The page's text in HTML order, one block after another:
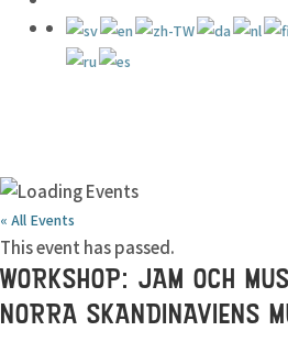
« All Events
This event has passed.
WORKSHOP: JAM OCH
NORRA SKANDINAVIENS